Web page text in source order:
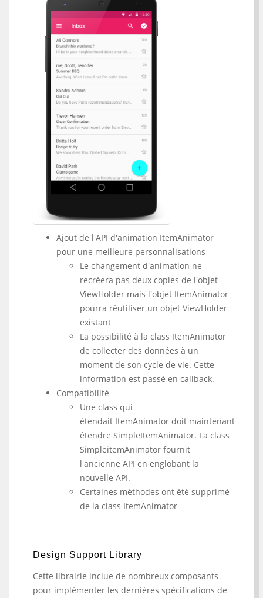
Ajout de l'API d'animation ItemAnimator
pour une meilleure personnalisations
Le changement d'animation ne
recréera pas deux copies de l'objet
ViewHolder mais l'objet ItemAnimator
pourra réutiliser un objet ViewHolder
existant
La possibilité à la class ItemAnimator
de collecter des données à un
moment de son cycle de vie. Cette
information est passé en callback.
Compatibilité
Une class qui
étendait ItemAnimator doit maintenant
étendre SimpleItemAnimator. La class
SimpleitemAnimator fournit
l'ancienne API en englobant la
nouvelle API.
Certaines méthodes ont été supprimé
de la class ItemAnimator
Design Support Library
Cette librairie inclue de nombreux composants
pour implémenter les dernières spécifications de